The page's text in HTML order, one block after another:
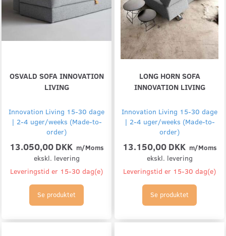
OSVALD SOFA INNOVATION
LIVING
Innovation Living 15-30 dage
| 2-4 uger/weeks (Made-to-
order)
13.050,00 DKK m/Moms
ekskl. levering
Leveringstid er 15-30 dag(e)
Se produktet
LONG HORN SOFA
INNOVATION LIVING
Innovation Living 15-30 dage
| 2-4 uger/weeks (Made-to-
order)
13.150,00 DKK m/Moms
ekskl. levering
Leveringstid er 15-30 dag(e)
Se produktet